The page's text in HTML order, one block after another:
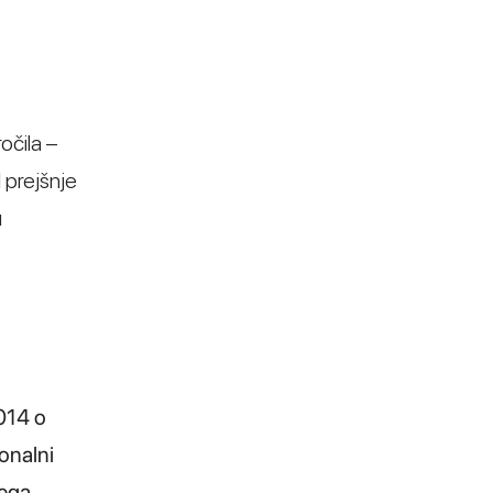
–
o